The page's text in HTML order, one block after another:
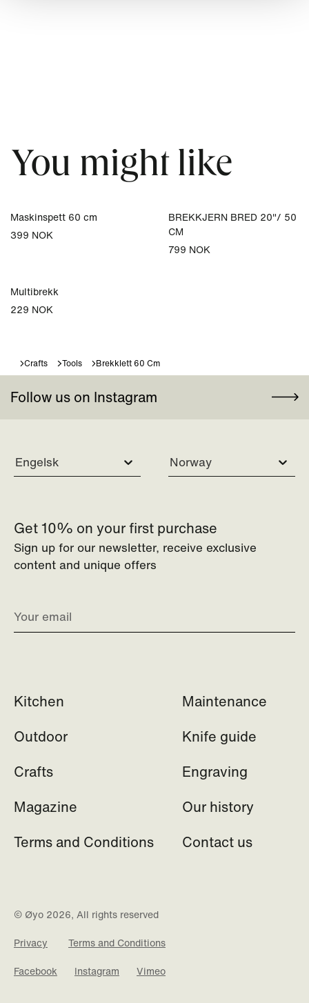
You might like
Maskinspett 60 cm
399 NOK
BREKKJERN BRED 20"/ 50
CM
799 NOK
Multibrekk
229 NOK
Crafts Tools Brekklett 60 Cm
Follow us on Instagram
Engelsk Norway
Get 10% on your first purchase
Sign up for our newsletter, receive exclusive
content and unique offers
Kitchen
Outdoor
Crafts
Magazine
Terms and Conditions
Maintenance
Knife guide
Engraving
Our history
Contact us
© Øyo 2026, All rights reserved
Privacy
Terms and Conditions
Facebook
Instagram Vimeo